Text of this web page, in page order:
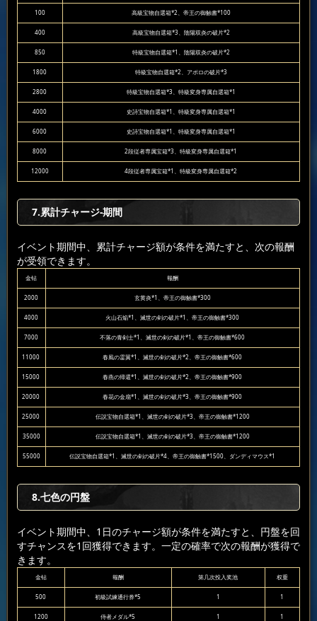
100 高級宝物自選箱*2、帝王の御触書*100
400 高級宝物自選箱*3、陰陽双炎の破片*2
850 特級宝物自選箱*1、陰陽双炎の破片*2
1800 特級宝物自選箱*2、アポロの破片*3
2800 特級宝物自選箱*3、特級変身専属自選箱*1
4000 史詩宝物自選箱*1、特級変身専属自選箱*1
6000 史詩宝物自選箱*1、特級変身専属自選箱*1
8000 2段従者専属宝箱*3、特級変身専属自選箱*1
12000 4段従者専属宝箱*1、特級変身専属自選箱*2
7.累計チャージ-期間
イベント期間中、累計チャージ額が条件を満たすと、次の報酬
が受領できます。
金钻 報酬
2000 玄黄炎*1、帝王の御触書*300
4000 火山石焔*1、滅世の剣の破片*1、帝王の御触書*300
7000 不落の青剣士*1、滅世の剣の破片*1、帝王の御触書*600
11000 春風の霊翼*1、滅世の剣の破片*2、帝王の御触書*600
15000 春燕の帰還*1、滅世の剣の破片*2、帝王の御触書*900
20000 春花の金扇*1、滅世の剣の破片*3、帝王の御触書*900
25000 伝説宝物自選箱*1、滅世の剣の破片*3、帝王の御触書*1200
35000 伝説宝物自選箱*1、滅世の剣の破片*3、帝王の御触書*1200
55000 伝説宝物自選箱*1、滅世の剣の破片*4、帝王の御触書*1500、ダンディマウス*1
8.七色の円盤
イベント期間中、1日のチャージ額が条件を満たすと、円盤を回
すチャンスを1回獲得できます。一定の確率で次の報酬が獲得で
きます。
金钻 報酬 第几次投入奖池 权重
500 初級試練通行券*5 1 1
1200 侍者メダル*5 1 1